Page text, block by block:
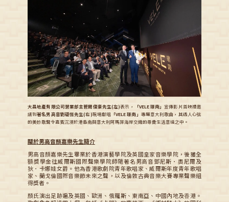
大昌地產有限公司營業部主管周俊豪先生(左)表示， 「VELE 璟南」宣傳影片首映禮邀
請到著名男高音劉礎恆先生(右)現場獻唱 「VELE 璟南」 專屬意大利歌曲，其透人心弦
的美妙歌聲令嘉賓沉浸於港島南與意大利阿瑪菲海岸交織的尊貴生活意境之中。
關於男高音顏嘉樂先生簡介
男高音顏嘉樂先生畢業於香港演藝學院及英國皇家音樂學院，後獲全
額獎學金往威爾斯國際聲樂學院師隨著名男高音鄧尼斯．奧尼爾及
狄．卡娜娃女爵。他為香港歌劇院青年歌唱家、威爾斯年度青年歌唱
家、蘭戈倫國際音樂節未來之聲，以及倫敦古典音樂大賽專業聲樂組
得獎者。
顏氏演出足跡遍及英國、歐洲、俄羅斯、東南亞、中國內地及⾹港。